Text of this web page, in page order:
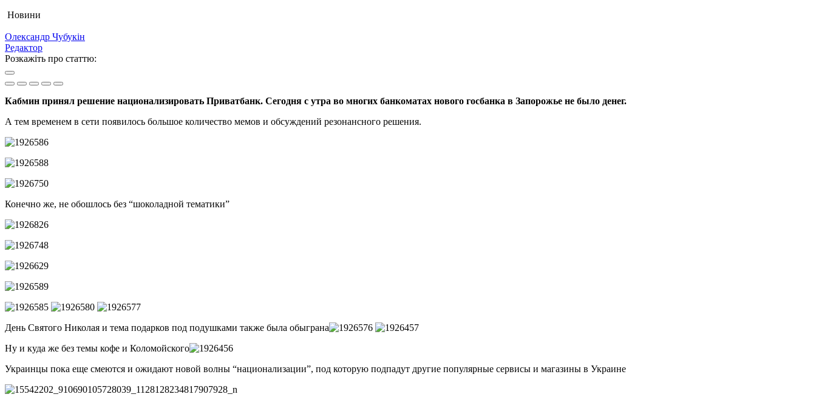
Новини
Олександр Чубукін
Редактор
Розкажіть про статтю:
Кабмин принял решение национализировать Приватбанк. Сегодня с утра во многих банкоматах нового госбанка в Запорожье не было денег.
А тем временем в сети появилось большое количество мемов и обсуждений резонансного решения.
Конечно же, не обошлось без “шоколадной тематики”
День Святого Николая и тема подарков под подушками также была обыграна
Ну и куда же без темы кофе и Коломойского
Украинцы пока еще смеются и ожидают новой волны “национализации”, под которую подпадут другие популярные сервисы и магазины в Украине